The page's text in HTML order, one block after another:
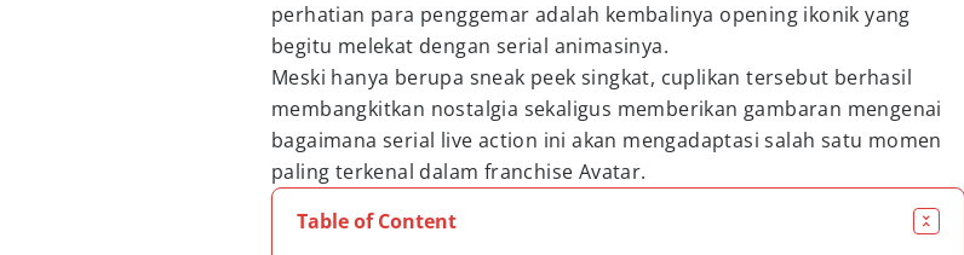
perhatian para penggemar adalah kembalinya opening ikonik yang
begitu melekat dengan serial animasinya.
Meski hanya berupa sneak peek singkat, cuplikan tersebut berhasil
membangkitkan nostalgia sekaligus memberikan gambaran mengenai
bagaimana serial live action ini akan mengadaptasi salah satu momen
paling terkenal dalam franchise Avatar.
Table of Content